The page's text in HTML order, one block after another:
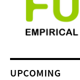
UPCOMING